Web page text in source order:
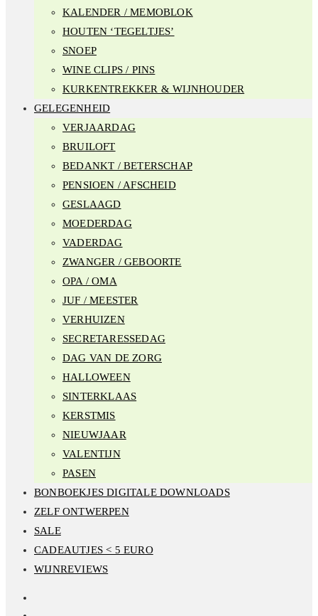
KALENDER / MEMOBLOK
HOUTEN ‘TEGELTJES’
SNOEP
WINE CLIPS / PINS
KURKENTREKKER & WIJNHOUDER
GELEGENHEID
VERJAARDAG
BRUILOFT
BEDANKT / BETERSCHAP
PENSIOEN / AFSCHEID
GESLAAGD
MOEDERDAG
VADERDAG
ZWANGER / GEBOORTE
OPA / OMA
JUF / MEESTER
VERHUIZEN
SECRETARESSEDAG
DAG VAN DE ZORG
HALLOWEEN
SINTERKLAAS
KERSTMIS
NIEUWJAAR
VALENTIJN
PASEN
BONBOEKJES DIGITALE DOWNLOADS
ZELF ONTWERPEN
SALE
CADEAUTJES < 5 EURO
WIJNREVIEWS